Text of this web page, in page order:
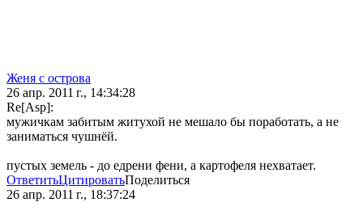
Женя с острова
26 апр. 2011 г., 14:34:28
Re[Asp]:
мужичкам забитым житухой не мешало бы поработать, а не
заниматься чушнёй.
пустых земель - до едрени фени, а картофеля нехватает.
ОтветитьЦитироватьПоделиться
26 апр. 2011 г., 18:37:24